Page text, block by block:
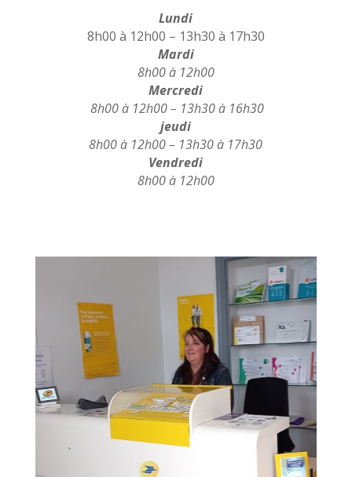
Lundi
8h00 à 12h00 – 13h30 à 17h30
Mardi
8h00 à 12h00
Mercredi
8h00 à 12h00 – 13h30 à 16h30
jeudi
8h00 à 12h00 – 13h30 à 17h30
Vendredi
8h00 à 12h00